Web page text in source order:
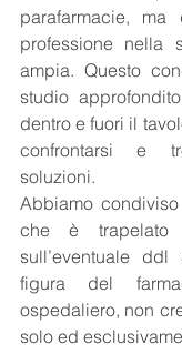
parafarmacie, ma
professione nella
ampia. Questo
studio
dentro e fuori il
confrontarsi e
soluzioni.
Abbiamo
che è
sull’eventuale
figura del
ospedaliero, non
solo ed